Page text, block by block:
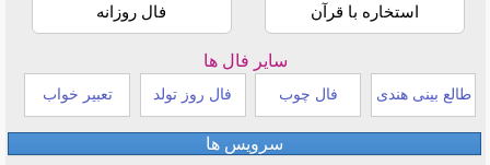
استخاره با قرآن فال روزانه
سایر فال ها
طالع بینی هندی فال چوب فال روز تولد تعبیر خواب
سرویس ها